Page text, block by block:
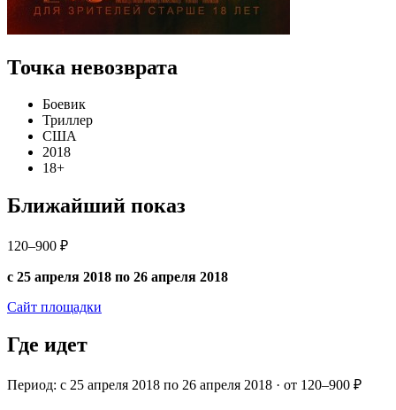
Точка невозврата
Боевик
Триллер
США
2018
18+
Ближайший показ
120–900 ₽
с 25 апреля 2018 по 26 апреля 2018
Сайт площадки
Где идет
Период: с 25 апреля 2018 по 26 апреля 2018 · от 120–900 ₽